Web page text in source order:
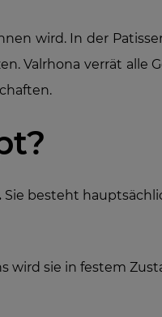
wird. In der
Valrhona verrät alle
Sie besteht
wird sie in festem